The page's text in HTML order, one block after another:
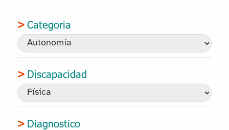
Categoria
Discapacidad
Diagnostico